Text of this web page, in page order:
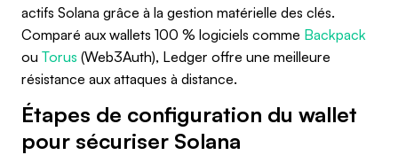
actifs Solana grâce à la gestion matérielle des clés.
Comparé aux wallets 100 % logiciels comme Backpack
ou Torus (Web3Auth), Ledger offre une meilleure
résistance aux attaques à distance.
Étapes de configuration du wallet
pour sécuriser Solana